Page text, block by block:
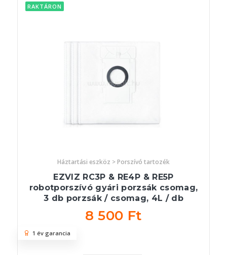
RAKTÁRON
Háztartási eszköz > Porszívó tartozék
EZVIZ RC3P & RE4P & RE5P
robotporszívó gyári porzsák csomag,
3 db porzsák / csomag, 4L / db
8 500 Ft
1 év garancia